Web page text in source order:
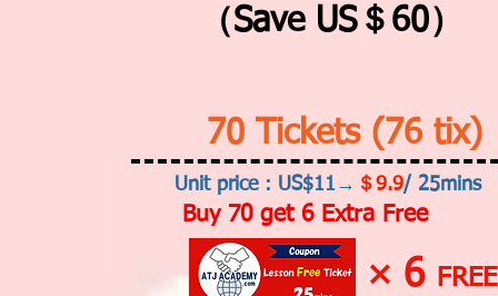
70 Tickets (76 tix)
Unit price：US$11→ ＄9.9/ 25mins
Buy 70 get 6 Extra Free
× 6 FREE
（Save US＄60）